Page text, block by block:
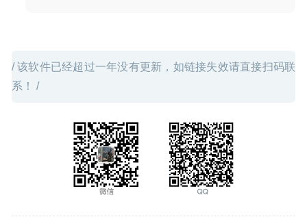
/ 该软件已经超过一年没有更新，如链接失效请直接扫码联
系！ /